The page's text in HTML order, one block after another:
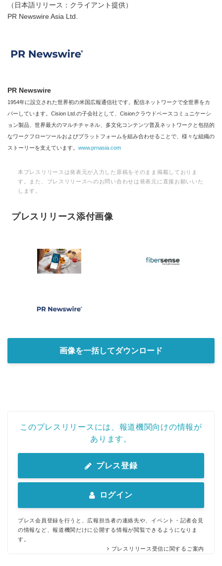
（日本語リリース：クライアント提供）
PR Newswire Asia Ltd.
PR Newswire
1954年に設立された世界初の米国広報通信社です。配信ネットワークで全世界をカ
バーしています。Cision Ltd.の子会社として、Cisionクラウドベースコミュニケーシ
ョン製品、世界最大のマルチチャネル、多文化コンテンツ普及ネットワークと包括的
なワークフローツールおよびプラットフォームを組み合わせることで、様々な組織の
ストーリーを支えています。 www.prnasia.com
本プレスリリースは発表元が入力した原稿をそのまま掲載しておりま
す。また、プレスリリースへのお問い合わせは発表元に直接お願いいた
します。
プレスリリース添付画像
画像を一括してダウンロード
このプレスリリースには、報道機関向けの情報が
あります。
プレス登録
ログイン
プレス会員登録を行うと、広報担当者の連絡先や、イベント・記者会見
の情報など、報道機関だけに公開する情報が閲覧できるようになりま
す。
プレスリリース受信に関するご案内